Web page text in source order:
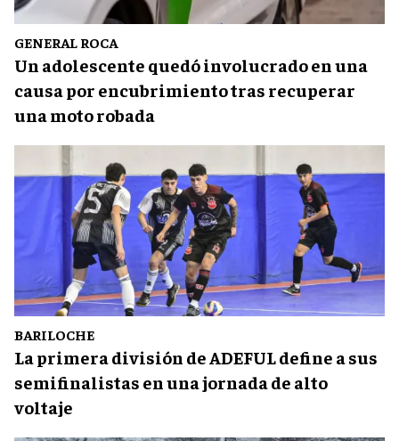
GENERAL ROCA
Un adolescente quedó involucrado en una
causa por encubrimiento tras recuperar
una moto robada
BARILOCHE
La primera división de ADEFUL define a sus
semifinalistas en una jornada de alto
voltaje